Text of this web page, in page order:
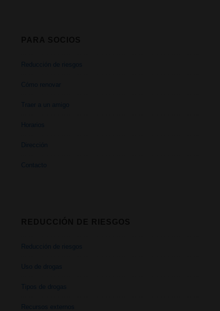
Reducción de riesgos
Cómo renovar
Traer a un amigo
Horarios
Dirección
Contacto
Reducción de riesgos
Uso de drogas
Tipos de drogas
Recursos externos